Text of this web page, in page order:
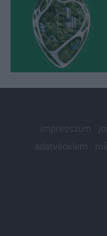
impresszum
adatvédelem